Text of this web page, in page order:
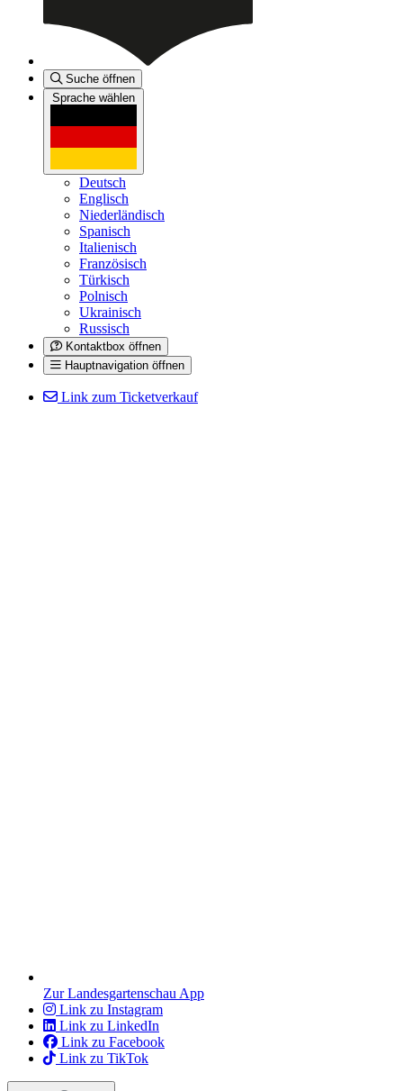
Suche öffnen
Sprache wählen
Deutsch
Englisch
Niederländisch
Spanisch
Italienisch
Französisch
Türkisch
Polnisch
Ukrainisch
Russisch
Kontaktbox öffnen
Hauptnavigation öffnen
Link zum Ticketverkauf
Zur Landesgartenschau App
Link zu Instagram
Link zu LinkedIn
Link zu Facebook
Link zu TikTok